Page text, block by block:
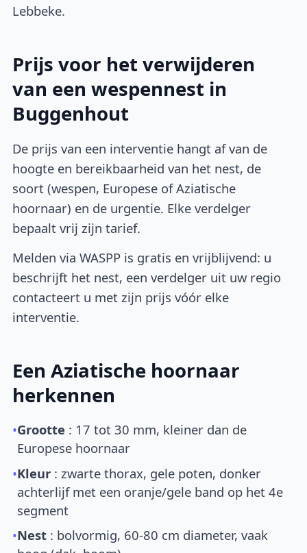
Lebbeke.
Prijs voor het verwijderen
van een wespennest in
Buggenhout
De prijs van een interventie hangt af van de
hoogte en bereikbaarheid van het nest, de
soort (wespen, Europese of Aziatische
hoornaar) en de urgentie. Elke verdelger
bepaalt vrij zijn tarief.
Melden via WASPP is gratis en vrijblijvend: u
beschrijft het nest, een verdelger uit uw regio
contacteert u met zijn prijs vóór elke
interventie.
Een Aziatische hoornaar
herkennen
•Grootte : 17 tot 30 mm, kleiner dan de
Europese hoornaar
•Kleur : zwarte thorax, gele poten, donker
achterlijf met een oranje/gele band op het 4e
segment
•Nest : bolvormig, 60-80 cm diameter, vaak